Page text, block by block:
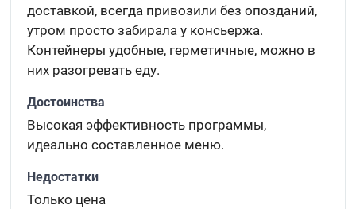
доставкой, всегда привозили без опозданий,
утром просто забирала у консьержа.
Контейнеры удобные, герметичные, можно в
них разогревать еду.
Достоинства
Высокая эффективность программы,
идеально составленное меню.
Недостатки
Только цена